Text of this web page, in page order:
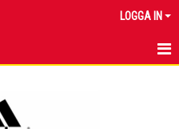
LOGGA IN